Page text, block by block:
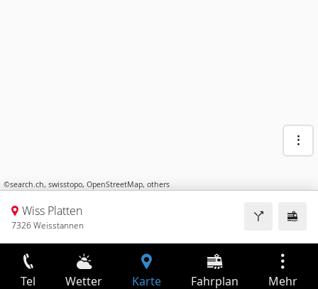
©search.ch, swisstopo, OpenStreetMap, others
Wiss Platten
7326 Weisstannen
Tel Wetter Karte Fahrplan Mehr